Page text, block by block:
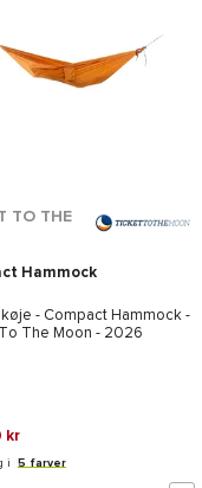
TO THE
Hammock
- Compact Hammock -
The Moon - 2026
kr
i 5 farver